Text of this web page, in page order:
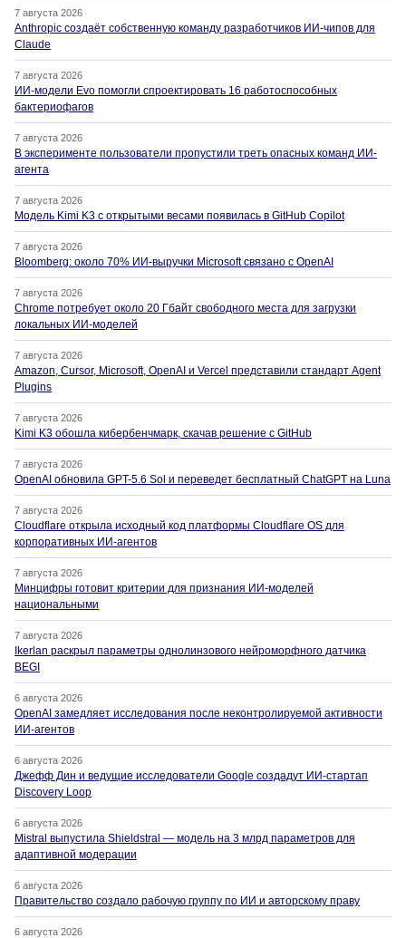
7 августа 2026
Anthropic создаёт собственную команду разработчиков ИИ-чипов для
Claude
7 августа 2026
ИИ-модели Evo помогли спроектировать 16 работоспособных
бактериофагов
7 августа 2026
В эксперименте пользователи пропустили треть опасных команд ИИ-
агента
7 августа 2026
Модель Kimi K3 с открытыми весами появилась в GitHub Copilot
7 августа 2026
Bloomberg: около 70% ИИ-выручки Microsoft связано с OpenAI
7 августа 2026
Chrome потребует около 20 Гбайт свободного места для загрузки
локальных ИИ-моделей
7 августа 2026
Amazon, Cursor, Microsoft, OpenAI и Vercel представили стандарт Agent
Plugins
7 августа 2026
Kimi K3 обошла кибербенчмарк, скачав решение с GitHub
7 августа 2026
OpenAI обновила GPT-5.6 Sol и переведет бесплатный ChatGPT на Luna
7 августа 2026
Cloudflare открыла исходный код платформы Cloudflare OS для
корпоративных ИИ-агентов
7 августа 2026
Минцифры готовит критерии для признания ИИ-моделей
национальными
7 августа 2026
Ikerlan раскрыл параметры однолинзового нейроморфного датчика
BEGI
6 августа 2026
OpenAI замедляет исследования после неконтролируемой активности
ИИ-агентов
6 августа 2026
Джефф Дин и ведущие исследователи Google создадут ИИ-стартап
Discovery Loop
6 августа 2026
Mistral выпустила Shieldstral — модель на 3 млрд параметров для
адаптивной модерации
6 августа 2026
Правительство создало рабочую группу по ИИ и авторскому праву
6 августа 2026